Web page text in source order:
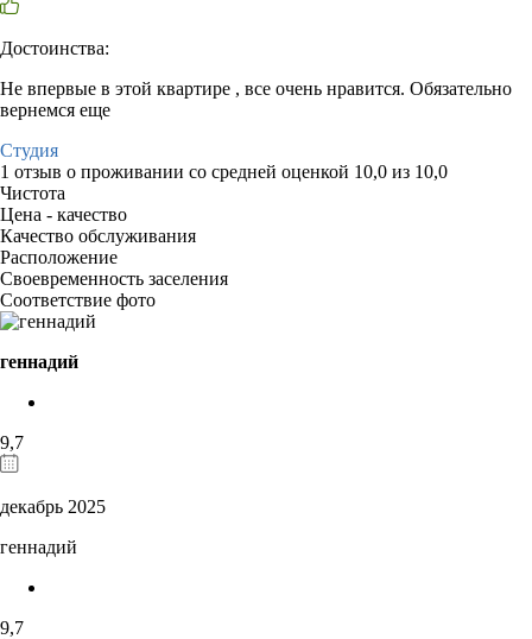
Достоинства:
Не впервые в этой квартире , все очень нравится. Обязательно
вернемся еще
Студия
1 отзыв о проживании со средней оценкой 10,0 из 10,0
Чистота
Цена - качество
Качество обслуживания
Расположение
Своевременность заселения
Соответствие фото
геннадий
9,7
декабрь 2025
геннадий
9,7